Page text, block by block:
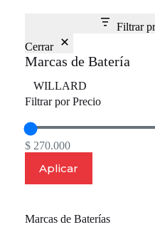
Filtrar
Cerrar
Marcas de Batería
Marca
WILLARD
Filtrar por Precio
$ 270.000
Aplicar
Marcas de Baterías